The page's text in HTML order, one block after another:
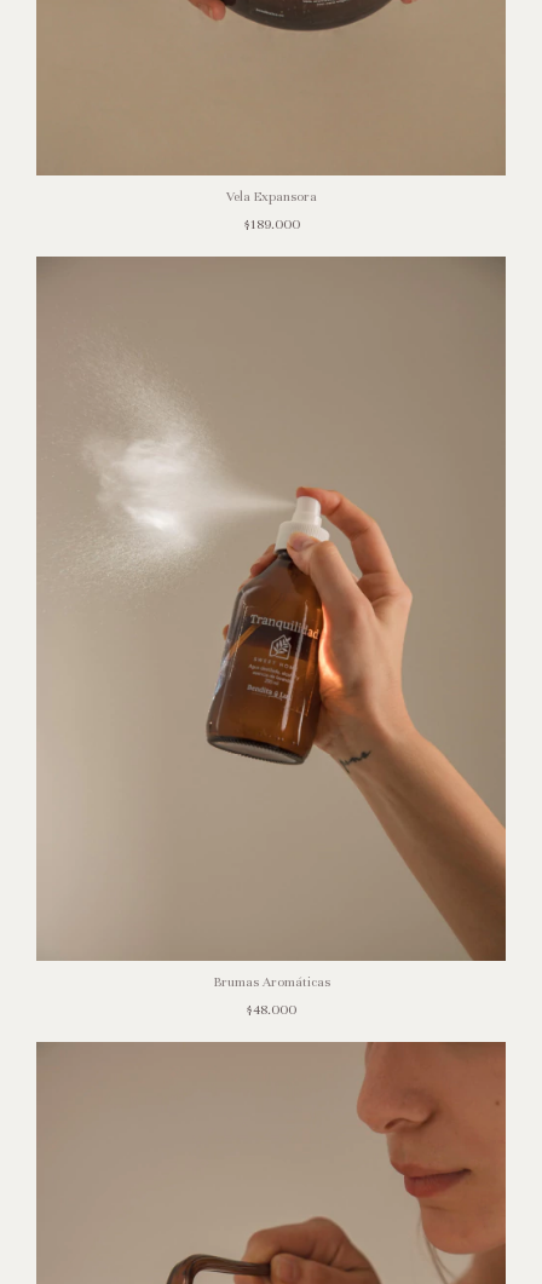
Vela Expansora
$189.000
Brumas Aromáticas
$48.000